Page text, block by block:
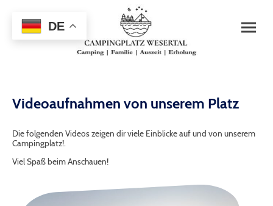
Videoaufnahmen von unserem Platz
Die folgenden Videos zeigen dir viele Einblicke auf und von unserem
Campingplatz!.
Viel Spaß beim Anschauen!
DE